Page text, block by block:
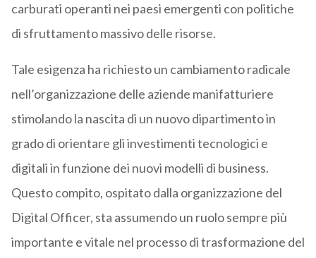
carburati operanti nei paesi emergenti con politiche
di sfruttamento massivo delle risorse.
Tale esigenza ha richiesto un cambiamento radicale
nell’organizzazione delle aziende manifatturiere
stimolando la nascita di un nuovo dipartimento in
grado di orientare gli investimenti tecnologici e
digitali in funzione dei nuovi modelli di business.
Questo compito, ospitato dalla organizzazione del
Digital Officer, sta assumendo un ruolo sempre più
importante e vitale nel processo di trasformazione del